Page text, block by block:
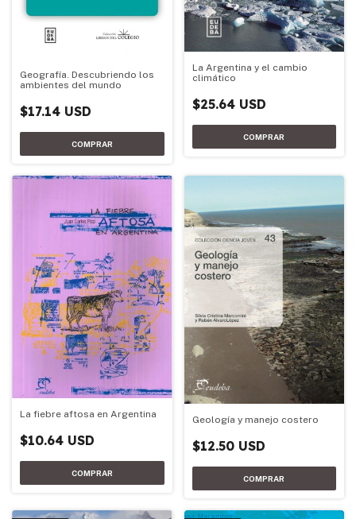
Geografía. Descubriendo los
ambientes del mundo
$17.14 USD
La Argentina y el cambio
climático
$25.64 USD
La fiebre aftosa en Argentina
$10.64 USD
Geología y manejo costero
$12.50 USD